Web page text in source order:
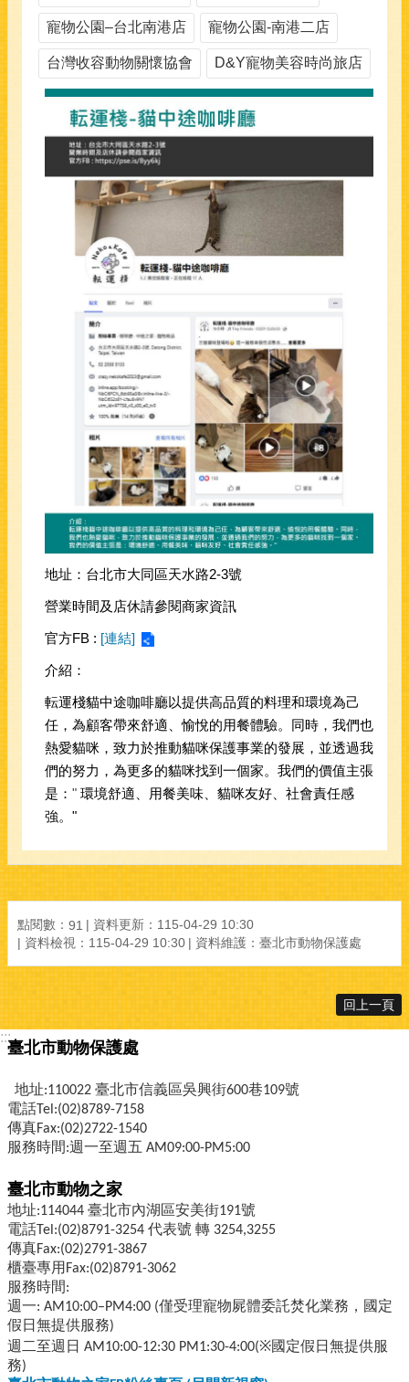
寵物公園–台北南港店 寵物公園-南港二店
台灣收容動物關懷協會 D&Y寵物美容時尚旅店
地址：台北市大同區天水路2-3號
營業時間及店休請參閱商家資訊
官方FB : [連結]
介紹：
転運棧貓中途咖啡廳以提供高品質的料理和環境為己
任，為顧客帶來舒適、愉悅的用餐體驗。同時，我們也
熱愛貓咪，致力於推動貓咪保護事業的發展，並透過我
們的努力，為更多的貓咪找到一個家。我們的價值主張
是： " 環境舒適、用餐美味、貓咪友好、社會責任感
強。"
點閱數： 91 資料更新： 115-04-29 10:30
資料檢視： 115-04-29 10:30 資料維護： 臺北市動物保護處
回上一頁
:::
臺北市動物保護處
地址:110022 臺北市信義區吳興街600巷109號
電話Tel:(02)8789-7158
傳真Fax:(02)2722-1540
服務時間:週一至週五 AM09:00-PM5:00
臺北市動物之家
地址:114044 臺北市內湖區安美街191號
電話Tel:(02)8791-3254 代表號 轉 3254,3255
傳真Fax:(02)2791-3867
櫃臺專用Fax:(02)8791-3062
服務時間:
週一: AM10:00–PM4:00 (僅受理寵物屍體委託焚化業務，國定
假日無提供服務)
週二至週日 AM10:00-12:30 PM1:30-4:00(※國定假日無提供服
務)